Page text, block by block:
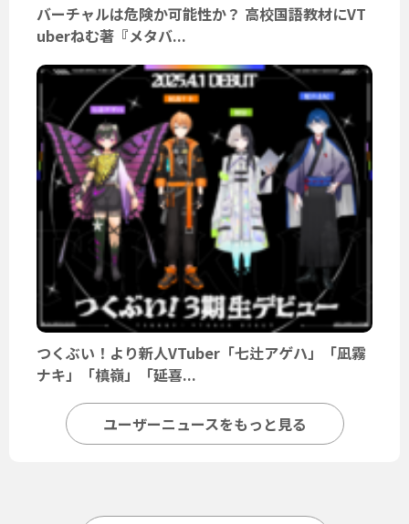
バーチャルは危険か可能性か？ 高校国語教材にVT
uberねむ著『メタバ...
つくぶい！より新人VTuber「七辻アゲハ」「凪霧
ナキ」「槙嶺」「延喜...
ユーザーニュースをもっと見る